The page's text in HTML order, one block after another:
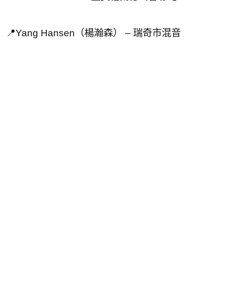
📍Yang Hansen（楊瀚森） – 瑞奇市混音